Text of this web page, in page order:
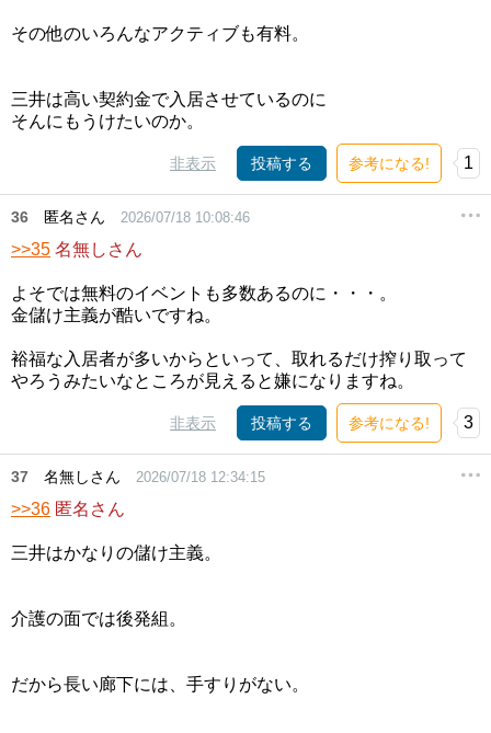
その他のいろんなアクティブも有料。
三井は高い契約金で入居させているのに
そんにもうけたいのか。
非表示 投稿する 参考になる! 1
36 匿名さん 2026/07/18 10:08:46
>>35 名無しさん
よそでは無料のイベントも多数あるのに・・・。
金儲け主義が酷いですね。
裕福な入居者が多いからといって、取れるだけ搾り取って
やろうみたいなところが見えると嫌になりますね。
非表示 投稿する 参考になる! 3
37 名無しさん 2026/07/18 12:34:15
>>36 匿名さん
三井はかなりの儲け主義。
介護の面では後発組。
だから長い廊下には、手すりがない。